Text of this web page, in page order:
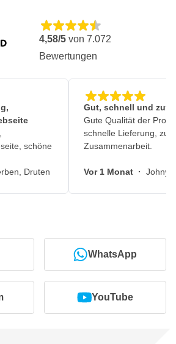
4,58/5 von 7.072
Bewertungen
schöne
Druten
Gut, schnell und
Gute Qualität der
schnelle Lieferung,
Zusammenarbeit.
Vor 1 Monat · Johny,
WhatsApp
YouTube